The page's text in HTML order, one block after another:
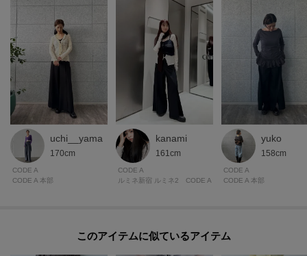
uchi__yama
170cm
CODE A
CODE A 本部
kanami
161cm
CODE A
ルミネ新宿 ルミネ2 CODE A
yuko
158cm
CODE A
CODE A 本部
このアイテムに似ているアイテム